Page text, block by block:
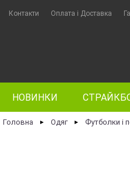
Контакти Оплата i Доставка
НОВИНКИ
Головна ► Одяг ► Футболки і